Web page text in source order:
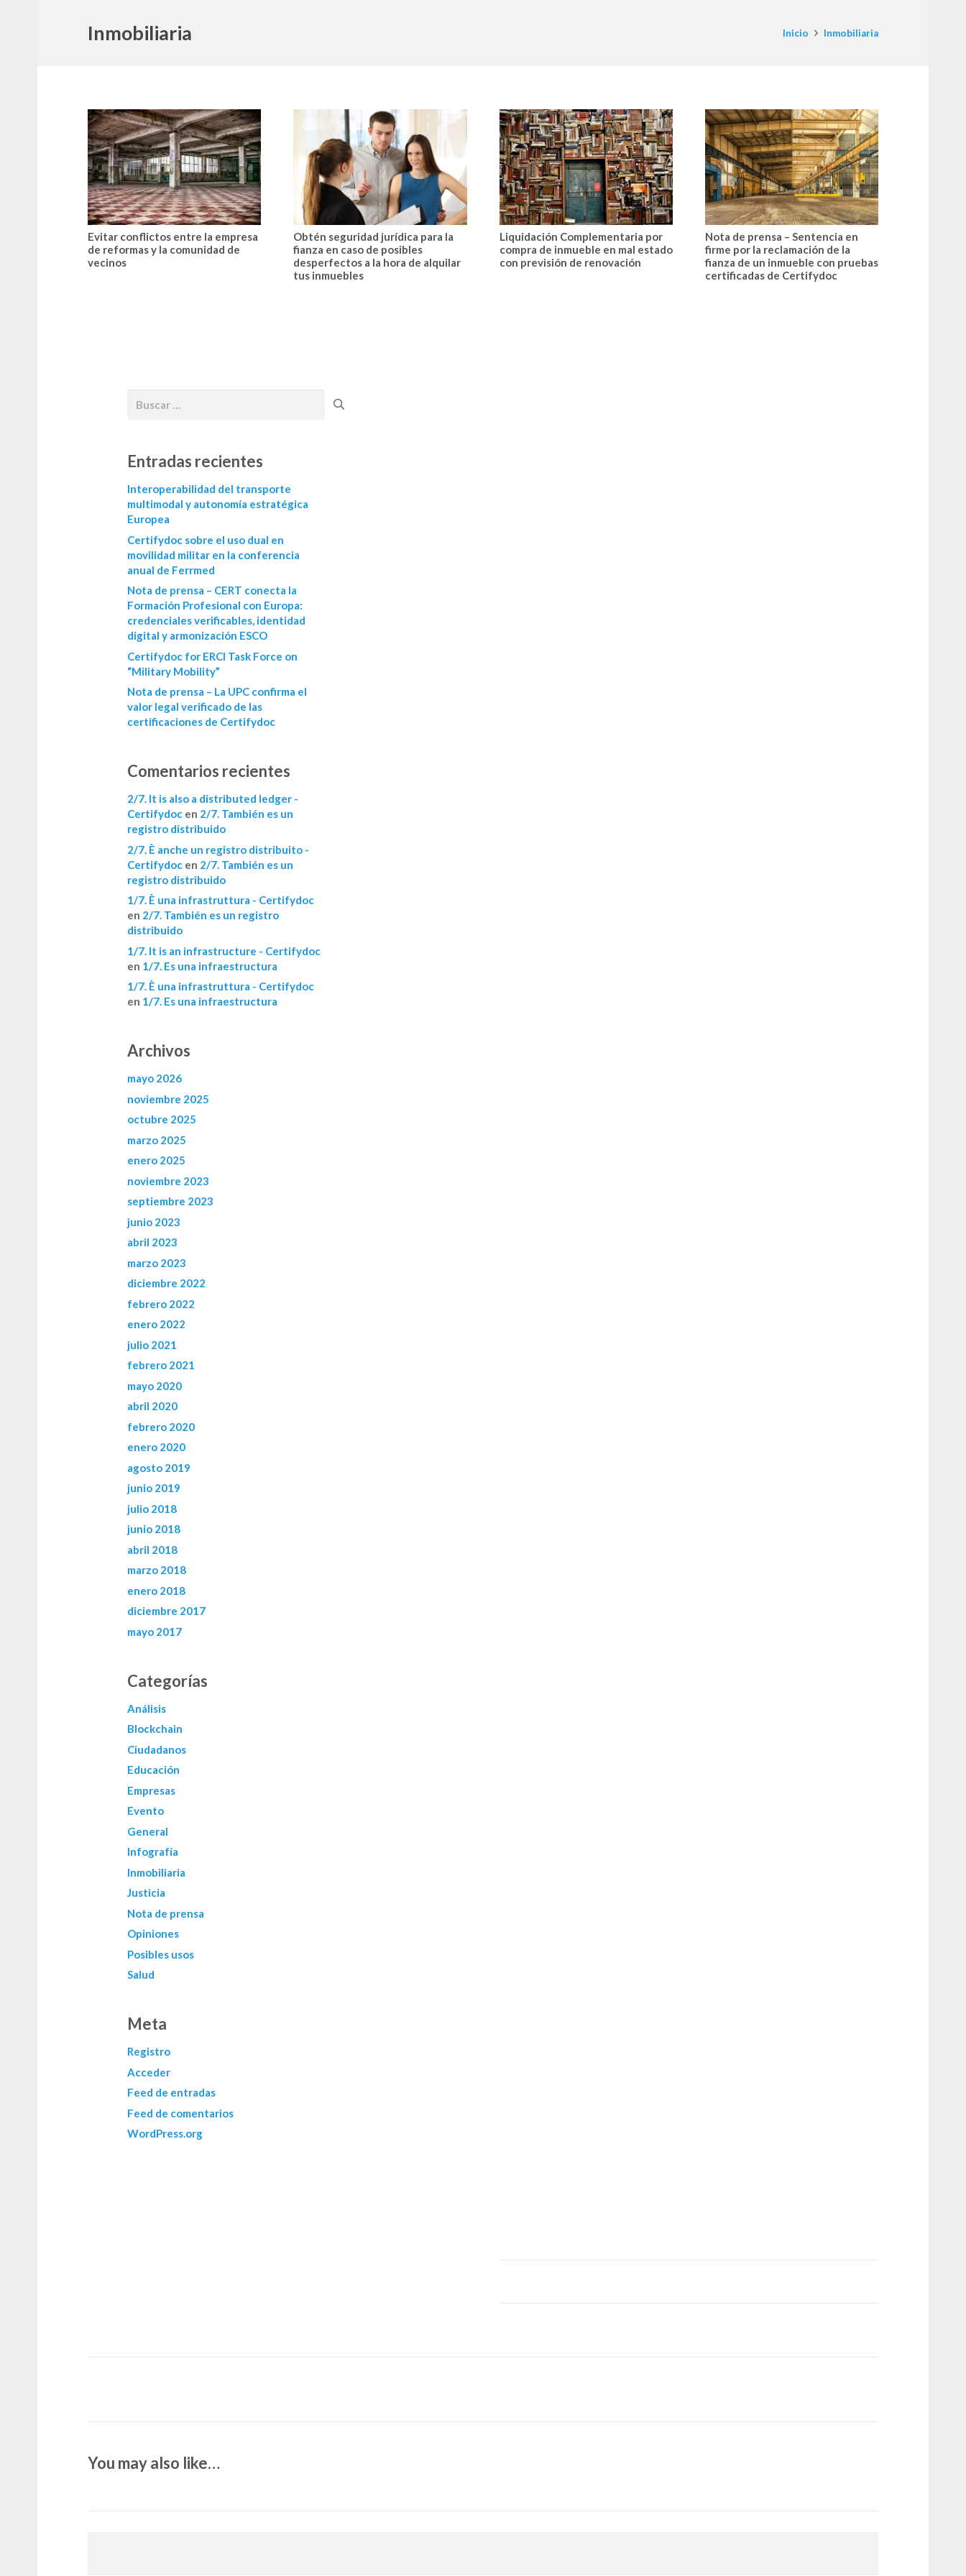
Inmobiliaria Inicio Inmobiliaria
Evitar conflictos entre la empresa
de reformas y la comunidad de
vecinos
Obtén seguridad jurídica para la
fianza en caso de posibles
desperfectos a la hora de alquilar
tus inmuebles
Liquidación Complementaria por
compra de inmueble en mal estado
con previsión de renovación
Nota de prensa – Sentencia en
firme por la reclamación de la
fianza de un inmueble con pruebas
certificadas de Certifydoc
Entradas recientes
Interoperabilidad del transporte
multimodal y autonomía estratégica
Europea
Certifydoc sobre el uso dual en
movilidad militar en la conferencia
anual de Ferrmed
Nota de prensa – CERT conecta la
Formación Profesional con Europa:
credenciales verificables, identidad
digital y armonización ESCO
Certifydoc for ERCI Task Force on
“Military Mobility”
Nota de prensa – La UPC confirma el
valor legal verificado de las
certificaciones de Certifydoc
Comentarios recientes
2/7. It is also a distributed ledger -
Certifydoc en 2/7. También es un
registro distribuido
2/7. È anche un registro distribuito -
Certifydoc en 2/7. También es un
registro distribuido
1/7. È una infrastruttura - Certifydoc
en 2/7. También es un registro
distribuido
1/7. It is an infrastructure - Certifydoc
en 1/7. Es una infraestructura
1/7. È una infrastruttura - Certifydoc
en 1/7. Es una infraestructura
Archivos
mayo 2026
noviembre 2025
octubre 2025
marzo 2025
enero 2025
noviembre 2023
septiembre 2023
junio 2023
abril 2023
marzo 2023
diciembre 2022
febrero 2022
enero 2022
julio 2021
febrero 2021
mayo 2020
abril 2020
febrero 2020
enero 2020
agosto 2019
junio 2019
julio 2018
junio 2018
abril 2018
marzo 2018
enero 2018
diciembre 2017
mayo 2017
Categorías
Análisis
Blockchain
Ciudadanos
Educación
Empresas
Evento
General
Infografía
Inmobiliaria
Justicia
Nota de prensa
Opiniones
Posibles usos
Salud
Meta
Registro
Acceder
Feed de entradas
Feed de comentarios
WordPress.org
You may also like…